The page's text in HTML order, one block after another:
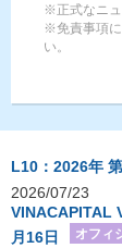
※正式なニュ
※免責事項
い。
L10：2026年
2026/07/23
VINACAPITAL
月16日
オフィ